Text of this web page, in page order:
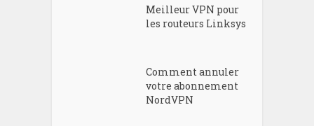
Meilleur VPN pour
les routeurs Linksys
Comment annuler
votre abonnement
NordVPN